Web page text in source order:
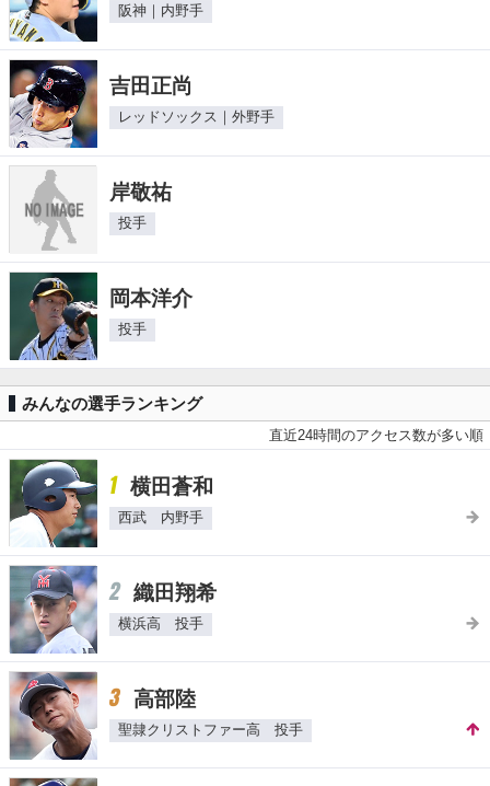
阪神｜内野手
吉田正尚
レッドソックス｜外野手
岸敬祐
投手
岡本洋介
投手
みんなの選手ランキング
直近24時間のアクセス数が多い順
1 横田蒼和
西武 内野手
2 織田翔希
横浜高 投手
3 高部陸
聖隷クリストファー高 投手